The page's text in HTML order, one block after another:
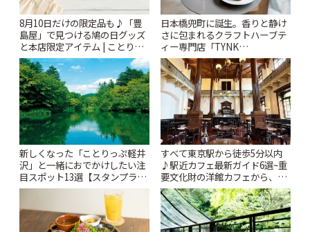
8月10日だけの限定品も♪「豊
島屋」で見つける鳩の日グッズ
と本店限定アイテム | ことりっ
ぷ
日本橋兜町に誕生。香りと静け
さに包まれるクラフトハーブテ
ィー専門店「TYNK
Kabutocho」 | ことりっぷ
新しくなった「ことりっぷ軽井
沢」と一緒におでかけしたい注
目スポット13選【スタンプラリ
ー開催中】 | ことりっぷ
すべて東京駅から徒歩5分以内
♪駅近カフェ最新ガイド6選~重
要文化財の洋館カフェから、改
札すぐのレトロ喫茶まで~ | こと
りっぷ